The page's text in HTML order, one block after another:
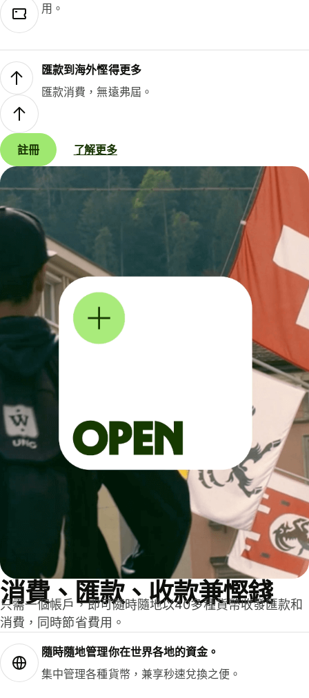
用。
匯款到海外慳得更多
匯款消費，無遠弗屆。
註冊 了解更多
消費、匯款、收款兼慳錢
只需一個帳戶，即可隨時隨地以40多種貨幣收發匯款和
消費，同時節省費用。
隨時隨地管理你在世界各地的資金。
集中管理各種貨幣，兼享秒速兌換之便。